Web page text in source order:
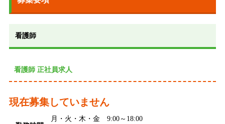
看護師
看護師 正社員求人
現在募集していません
月・火・木・金 9:00～18:00